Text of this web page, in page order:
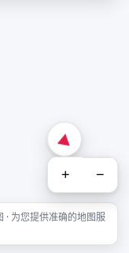
+ −
为您提供准确的地图服